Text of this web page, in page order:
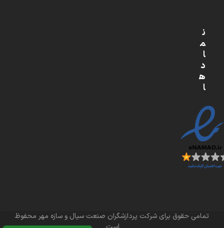
ن
م
ا
د
ه
ا
تمامی حقوق برای شرکت پردازشگران صنعت سیال و سازه مهر محفوظ